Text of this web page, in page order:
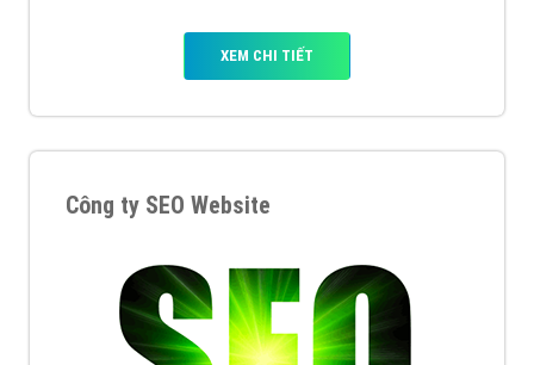
XEM CHI TIẾT
Công ty SEO Website